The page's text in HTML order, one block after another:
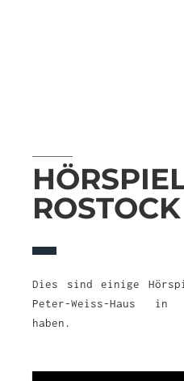
ROSTOCK
Dies sind einige
Peter-Weiss-Haus
haben.